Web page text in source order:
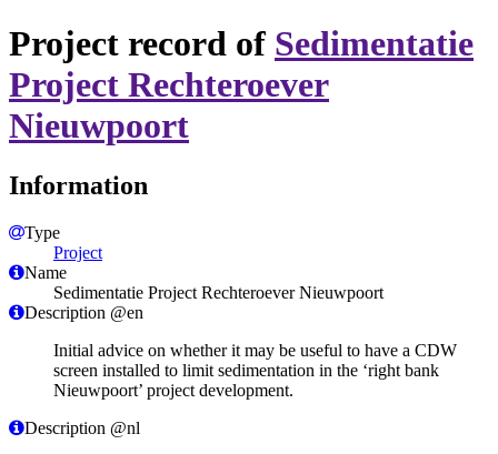
Project record of Sedimentatie
Project Rechteroever
Nieuwpoort
Information
Type
Project
Name
Sedimentatie Project Rechteroever Nieuwpoort
Description @en
Initial advice on whether it may be useful to have a CDW
screen installed to limit sedimentation in the ‘right bank
Nieuwpoort’ project development.
Description @nl